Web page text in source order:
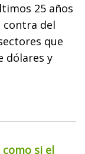
25 años
contra del
que
dólares y
si el